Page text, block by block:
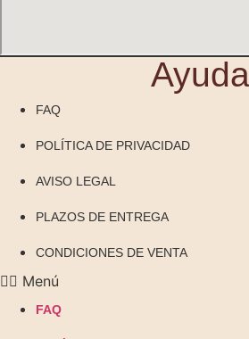
Ayuda
FAQ
POLÍTICA DE PRIVACIDAD
AVISO LEGAL
PLAZOS DE ENTREGA
CONDICIONES DE VENTA
Menú
FAQ